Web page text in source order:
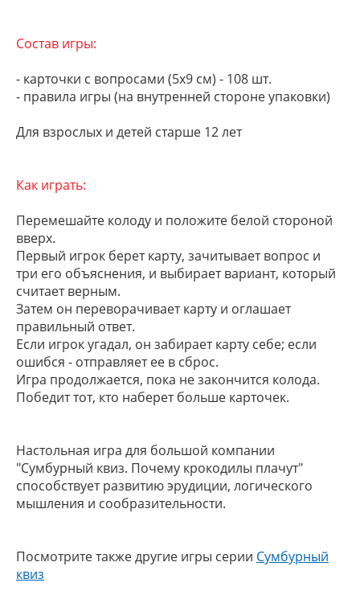
Состав игры:
- карточки с вопросами (5х9 см) - 108 шт.
- правила игры (на внутренней стороне упаковки)
Для взрослых и детей старше 12 лет
Как играть:
Перемешайте колоду и положите белой стороной
вверх.
Первый игрок берет карту, зачитывает вопрос и
три его объяснения, и выбирает вариант, который
считает верным.
Затем он переворачивает карту и оглашает
правильный ответ.
Если игрок угадал, он забирает карту себе; если
ошибся - отправляет ее в сброс.
Игра продолжается, пока не закончится колода.
Победит тот, кто наберет больше карточек.
Настольная игра для большой компании
"Сумбурный квиз. Почему крокодилы плачут"
способствует развитию эрудиции, логического
мышления и сообразительности.
Посмотрите также другие игры серии Сумбурный
квиз